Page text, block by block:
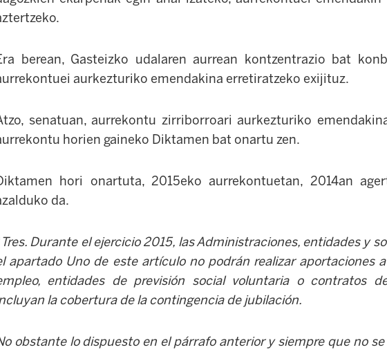
berean, Gasteizko udalaren aurrean kontzentrazio bat
aurkezturiko emendakina erretiratzeko exijituz.
senatuan, aurrekontu zirriborroari aurkezturiko
horien gaineko Diktamen bat onartu zen.
hori onartuta, 2015eko aurrekontuetan, 2014an
da.
Tres. Durante el ejercicio 2015, las Administraciones, entidades y
apartado Uno de este artículo no podrán realizar aportaciones
, entidades de previsión social voluntaria o contratos
la cobertura de la contingencia de jubilación.
obstante lo dispuesto en el párrafo anterior y siempre que no